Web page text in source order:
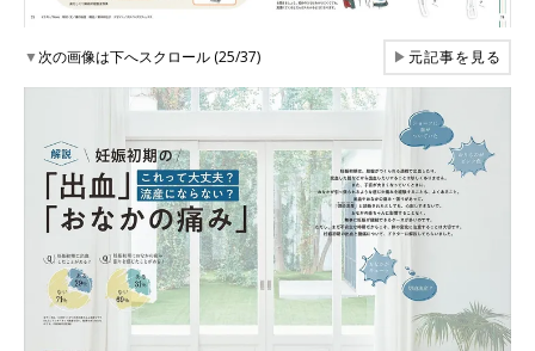
▼次の画像は下へスクロール (25/37) ▶元記事を見る